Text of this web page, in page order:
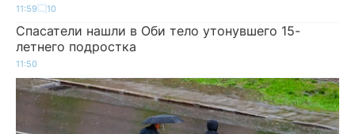
11:59 10
Спасатели нашли в Оби тело утонувшего 15-
летнего подростка
11:50